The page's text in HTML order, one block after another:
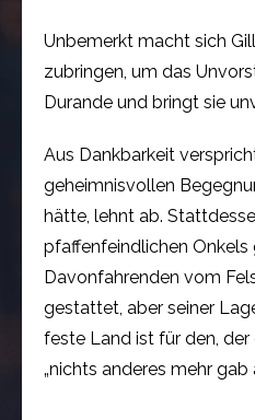
Unbemerkt macht sich
zubringen, um das
Durande und bringt sie
Aus Dankbarkeit
geheimnisvollen
hätte, lehnt ab.
pfaffenfeindlichen Onkels
Davonfahrenden vom
gestattet, aber seiner
feste Land ist für den, der
„nichts anderes mehr gab